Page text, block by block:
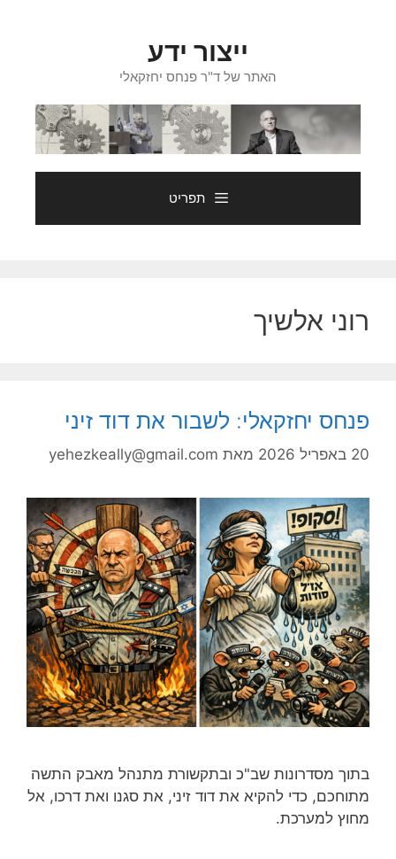
ייצור ידע
האתר של ד"ר פנחס יחזקאלי
תפריט
רוני אלשיך
פנחס יחזקאלי: לשבור את דוד זיני
20 באפריל 2026 מאת yehezkeally@gmail.com
בתוך מסדרונות שב"כ ובתקשורת מתנהל מאבק התשה
מתוחכם, כדי להקיא את דוד זיני, את סגנו ואת דרכו, אל
מחוץ למערכת.